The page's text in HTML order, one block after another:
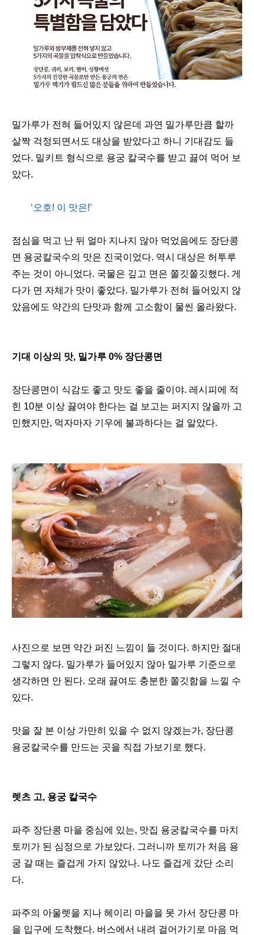
밀가루가 전혀 들어있지 않은데 과연 밀가루만큼 할까
살짝 걱정되면서도 대상을 받았다고 하니 기대감도 들
었다. 밀키트 형식으로 용궁 칼국수를 받고 끓여 먹어 보
았다.
‘오호! 이 맛은!’
점심을 먹고 난 뒤 얼마 지나지 않아 먹었음에도 장단콩
면 용궁칼국수의 맛은 진국이었다. 역시 대상은 허투루
주는 것이 아니었다. 국물은 깊고 면은 쫄깃쫄깃했다. 게
다가 면 자체가 맛이 좋았다. 밀가루가 전혀 들어있지 않
았음에도 약간의 단맛과 함께 고소함이 물씬 올라왔다.
기대 이상의 맛, 밀가루 0% 장단콩면
장단콩면이 식감도 좋고 맛도 좋을 줄이야. 레시피에 적
힌 10분 이상 끓여야 한다는 걸 보고는 퍼지지 않을까 고
민했지만, 먹자마자 기우에 불과하다는 걸 알았다.
사진으로 보면 약간 퍼진 느낌이 들 것이다. 하지만 절대
그렇지 않다. 밀가루가 들어있지 않아 밀가루 기준으로
생각하면 안 된다. 오래 끓여도 충분한 쫄깃함을 느낄 수
있다.
맛을 잘 본 이상 가만히 있을 수 없지 않겠는가, 장단콩
용궁칼국수를 만드는 곳을 직접 가보기로 했다.
렛츠 고, 용궁 칼국수
파주 장단콩 마을 중심에 있는, 맛집 용궁칼국수를 마치
토끼가 된 심정으로 가보았다. 그러니까 토끼가 처음 용
궁 갈 때는 즐겁게 가지 않았나. 나도 즐겁게 갔단 소리
다.
파주의 아울렛을 지나 헤이리 마을을 못 가서 장단콩 마
을 입구에 도착했다. 버스에서 내려 걸어가기로 마음 먹